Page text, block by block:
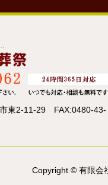
東2-11-29 FAX:0480-43-
Copyright © 有限会